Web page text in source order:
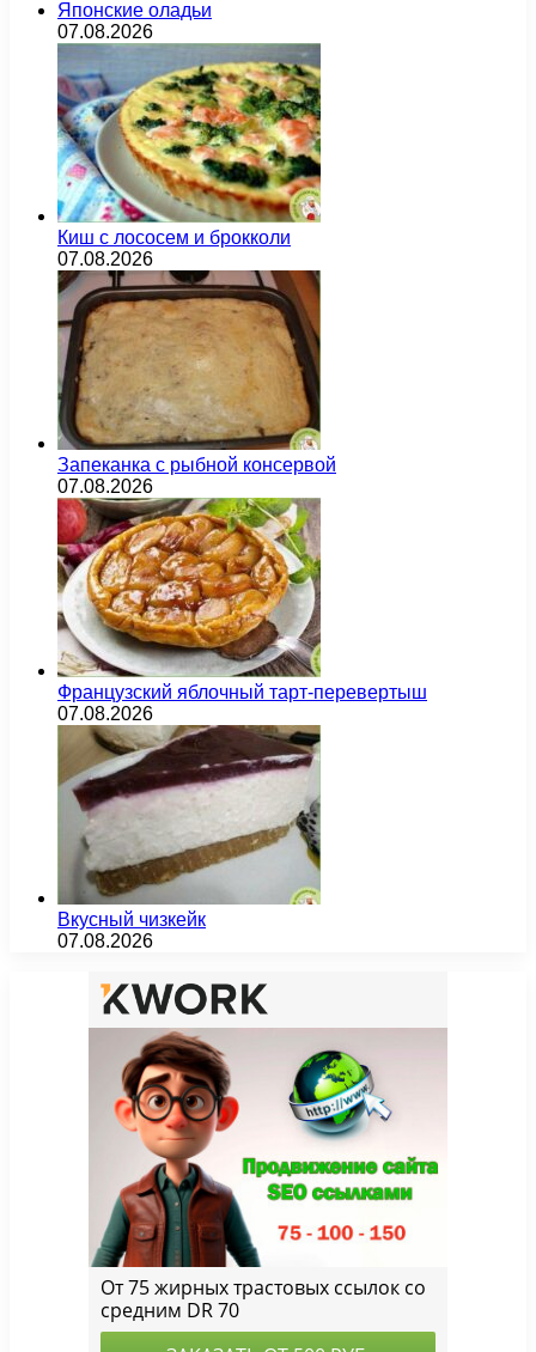
Японские оладьи
07.08.2026
Киш с лососем и брокколи
07.08.2026
Запеканка с рыбной консервой
07.08.2026
Французский яблочный тарт-перевертыш
07.08.2026
Вкусный чизкейк
07.08.2026